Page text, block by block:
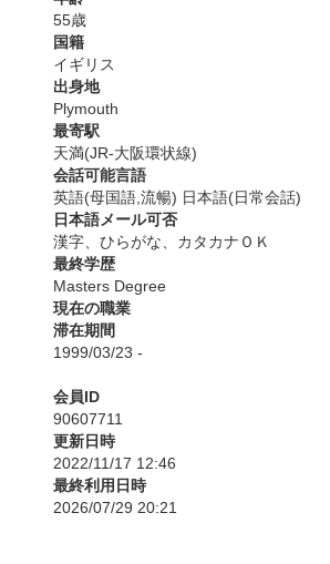
55歳
国籍
イギリス
出身地
Plymouth
最寄駅
天満(JR-大阪環状線)
会話可能言語
英語(母国語,流暢) 日本語(日常会話)
日本語メール可否
漢字、ひらがな、カタカナＯＫ
最終学歴
Masters Degree
現在の職業
滞在期間
1999/03/23 -
会員ID
90607711
更新日時
2022/11/17 12:46
最終利用日時
2026/07/29 20:21